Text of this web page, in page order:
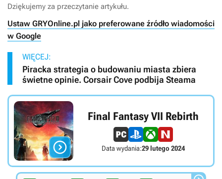
Dziękujemy za przeczytanie artykułu.
Ustaw GRYOnline.pl jako preferowane źródło wiadomości
w Google
WIĘCEJ:
Piracka strategia o budowaniu miasta zbiera
świetne opinie. Corsair Cove podbija Steama

Final Fantasy VII Rebirth
Data wydania:29 lutego 2024